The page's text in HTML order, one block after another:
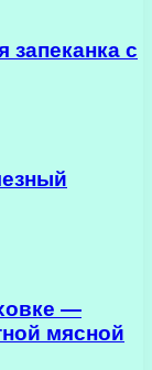
с
—
мясной